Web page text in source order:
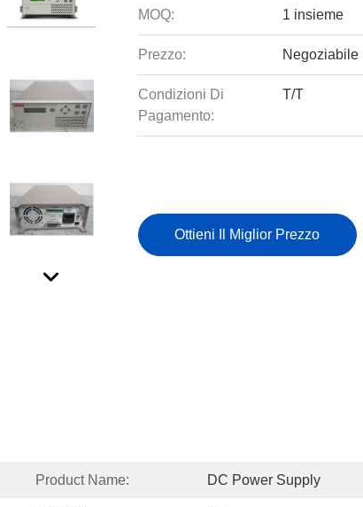
MOQ: 1 insieme
Prezzo: Negoziabile
Condizioni Di
Pagamento:
T/T
Ottieni Il Miglior Prezzo
Product Name: DC Power Supply